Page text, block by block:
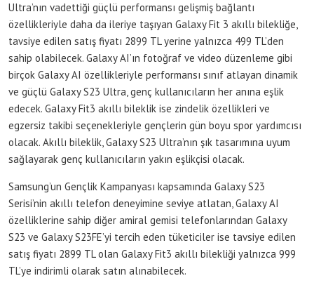
Ultra’nın vadettiği güçlü performansı gelişmiş bağlantı
özellikleriyle daha da ileriye taşıyan Galaxy Fit 3 akıllı bilekliğe,
tavsiye edilen satış fiyatı 2899 TL yerine yalnızca 499 TL’den
sahip olabilecek. Galaxy AI’ın fotoğraf ve video düzenleme gibi
birçok Galaxy AI özellikleriyle performansı sınıf atlayan dinamik
ve güçlü Galaxy S23 Ultra, genç kullanıcıların her anına eşlik
edecek. Galaxy Fit3 akıllı bileklik ise zindelik özellikleri ve
egzersiz takibi seçenekleriyle gençlerin gün boyu spor yardımcısı
olacak. Akıllı bileklik, Galaxy S23 Ultra’nın şık tasarımına uyum
sağlayarak genç kullanıcıların yakın eşlikçisi olacak.
Samsung’un Gençlik Kampanyası kapsamında Galaxy S23
Serisi’nin akıllı telefon deneyimine seviye atlatan, Galaxy AI
özelliklerine sahip diğer amiral gemisi telefonlarından Galaxy
S23 ve Galaxy S23FE’yi tercih eden tüketiciler ise tavsiye edilen
satış fiyatı 2899 TL olan Galaxy Fit3 akıllı bilekliği yalnızca 999
TL’ye indirimli olarak satın alınabilecek.